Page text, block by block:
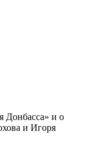
Донбасса» и о
и Игоря